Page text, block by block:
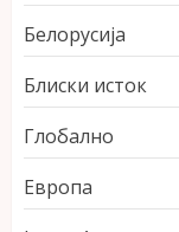
Белорусија
Блиски исток
Глобално
Европа